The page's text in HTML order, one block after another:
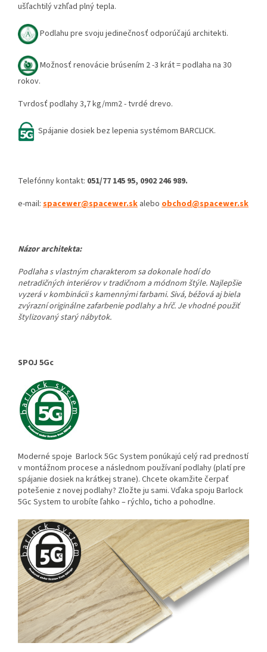
ušľachtilý vzhľad plný tepla.
Podlahu pre svoju jedinečnosť odporúčajú architekti.
Možnosť renovácie brúsením 2 -3 krát = podlaha na 30
rokov.
Tvrdosť podlahy 3,7 kg/mm2 - tvrdé drevo.
Spájanie dosiek bez lepenia systémom BARCLICK.
Telefónny kontakt: 051/77 145 95, 0902 246 989.
e-mail: spacewer@spacewer.sk alebo obchod@spacewer.sk
Názor architekta:
Podlaha s vlastným charakterom sa dokonale hodí do
netradičných interiérov v tradičnom a módnom štýle. Najlepšie
vyzerá v kombinácii s kamennými farbami. Sivá, béžová aj biela
zvýrazní originálne zafarbenie podlahy a hŕč. Je vhodné použiť
štylizovaný starý nábytok.
SPOJ 5Gc
Moderné spoje Barlock 5Gc System ponúkajú celý rad predností
v montážnom procese a následnom používaní podlahy (platí pre
spájanie dosiek na krátkej strane). Chcete okamžite čerpať
potešenie z novej podlahy? Zložte ju sami. Vďaka spoju Barlock
5Gc System to urobíte ľahko – rýchlo, ticho a pohodlne.